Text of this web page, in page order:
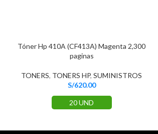
Tóner Hp 410A (CF413A) Magenta 2,300
paginas
TONERS, TONERS HP, SUMINISTROS
S/620.00
20 UND